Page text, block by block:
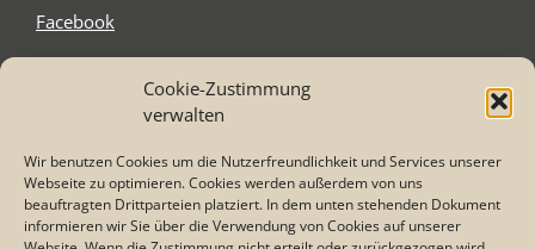
Cookie-Zustimmung
verwalten
Wir benutzen Cookies um die Nutzerfreundlichkeit und Services unserer
Webseite zu optimieren. Cookies werden außerdem von uns
beauftragten Drittparteien platziert. In dem unten stehenden Dokument
informieren wir Sie über die Verwendung von Cookies auf unserer
Face­book
Schnitzel´s
Elzer Str. 2-4
Tel. 0 64 31 - 21 75 87
Mail: info@schnitzel-s.com